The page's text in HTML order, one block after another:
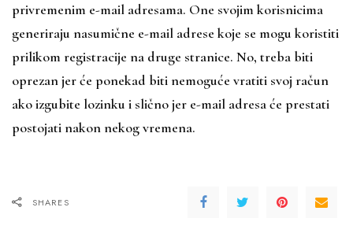
privremenim e-mail adresama. One svojim korisnicima
generiraju nasumične e-mail adrese koje se mogu koristiti
prilikom registracije na druge stranice. No, treba biti
oprezan jer će ponekad biti nemoguće vratiti svoj račun
ako izgubite lozinku i slično jer e-mail adresa će prestati
postojati nakon nekog vremena.
SHARES